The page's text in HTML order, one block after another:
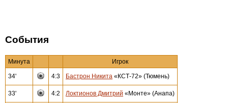
События
Минута Игрок
34' 4:3 Бастрон Никита «КСТ-72» (Тюмень)
33' 4:2 Локтионов Дмитрий «Монте» (Анапа)